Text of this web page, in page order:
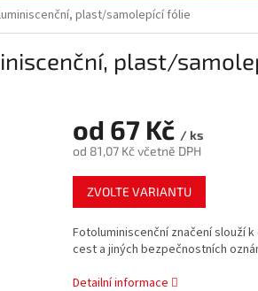
plast/samolepící fólie
plast/
od 67 Kč / ks
od 81,07 Kčvčetně DPH
Měrná
cena:
ZVOLTE VARIANTU
Fotoluminiscenční značení slouží
cest a jiných bezpečnostních
Detailní informace